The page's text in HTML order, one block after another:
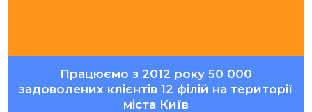
Працюємо з 2012 року 50 000
задоволених клієнтів 12 філій на території
міста Київ